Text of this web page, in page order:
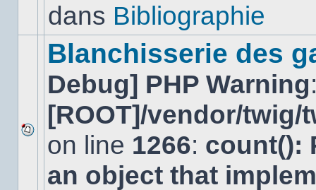
dansdans Bibliographie
Aucun
nouveau
message
non-
Blanchisserie des
Debug] PHP Warning
[ROOT]/vendor/
on line 1266: count():
an object that